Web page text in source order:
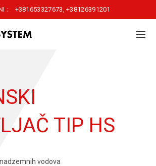
: +381653327673,+38126391201
TIP HS
vodova